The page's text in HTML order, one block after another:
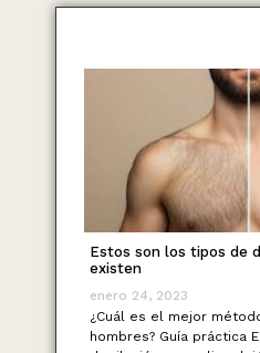
Estos son los tipos de
existen
enero 24, 2023
¿Cuál es el mejor
hombres? Guía práctica